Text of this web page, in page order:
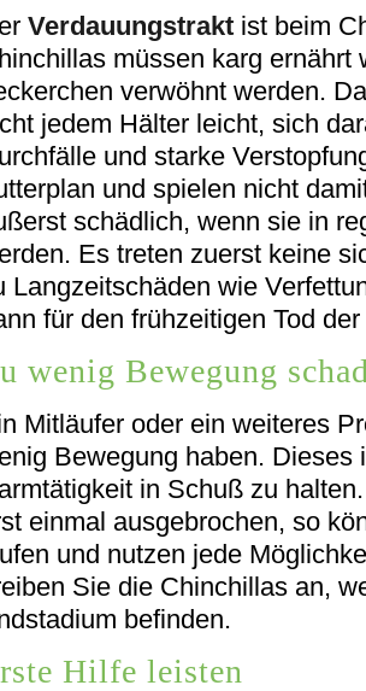
Verdauungstrakt ist beim
müssen karg ernährt
verwöhnt werden.
jedem Hälter leicht, sich
und starke
und spielen nicht
schädlich, wenn sie in
Es treten zuerst keine
Langzeitschäden wie
für den frühzeitigen Tod
wenig Bewegung
Mitläufer oder ein weiteres
Bewegung haben. Dieses
in Schuß zu
einmal ausgebrochen, so
und nutzen jede
Sie die Chinchillas an,
befinden.
Hilfe leisten